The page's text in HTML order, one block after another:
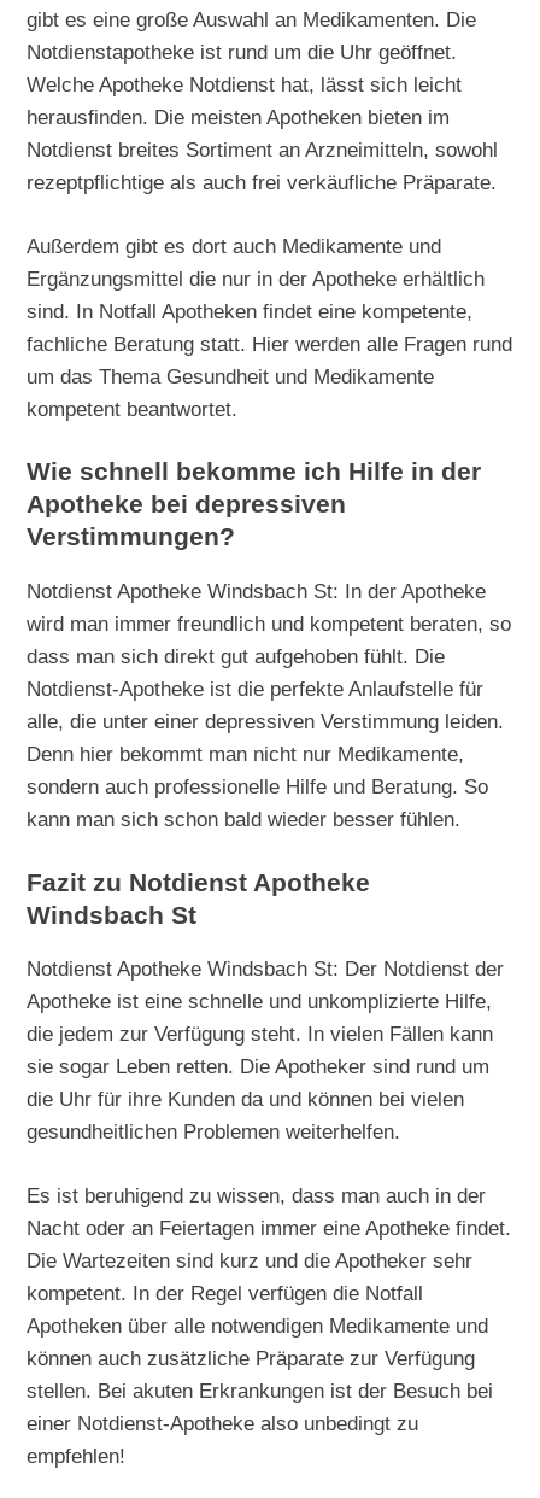
gibt es eine große Auswahl an Medikamenten. Die
Notdienstapotheke ist rund um die Uhr geöffnet.
Welche Apotheke Notdienst hat, lässt sich leicht
herausfinden. Die meisten Apotheken bieten im
Notdienst breites Sortiment an Arzneimitteln, sowohl
rezeptpflichtige als auch frei verkäufliche Präparate.
Außerdem gibt es dort auch Medikamente und
Ergänzungsmittel die nur in der Apotheke erhältlich
sind. In Notfall Apotheken findet eine kompetente,
fachliche Beratung statt. Hier werden alle Fragen rund
um das Thema Gesundheit und Medikamente
kompetent beantwortet.
Wie schnell bekomme ich Hilfe in der
Apotheke bei depressiven
Verstimmungen?
Notdienst Apotheke Windsbach St: In der Apotheke
wird man immer freundlich und kompetent beraten, so
dass man sich direkt gut aufgehoben fühlt. Die
Notdienst-Apotheke ist die perfekte Anlaufstelle für
alle, die unter einer depressiven Verstimmung leiden.
Denn hier bekommt man nicht nur Medikamente,
sondern auch professionelle Hilfe und Beratung. So
kann man sich schon bald wieder besser fühlen.
Fazit zu Notdienst Apotheke
Windsbach St
Notdienst Apotheke Windsbach St: Der Notdienst der
Apotheke ist eine schnelle und unkomplizierte Hilfe,
die jedem zur Verfügung steht. In vielen Fällen kann
sie sogar Leben retten. Die Apotheker sind rund um
die Uhr für ihre Kunden da und können bei vielen
gesundheitlichen Problemen weiterhelfen.
Es ist beruhigend zu wissen, dass man auch in der
Nacht oder an Feiertagen immer eine Apotheke findet.
Die Wartezeiten sind kurz und die Apotheker sehr
kompetent. In der Regel verfügen die Notfall
Apotheken über alle notwendigen Medikamente und
können auch zusätzliche Präparate zur Verfügung
stellen. Bei akuten Erkrankungen ist der Besuch bei
einer Notdienst-Apotheke also unbedingt zu
empfehlen!